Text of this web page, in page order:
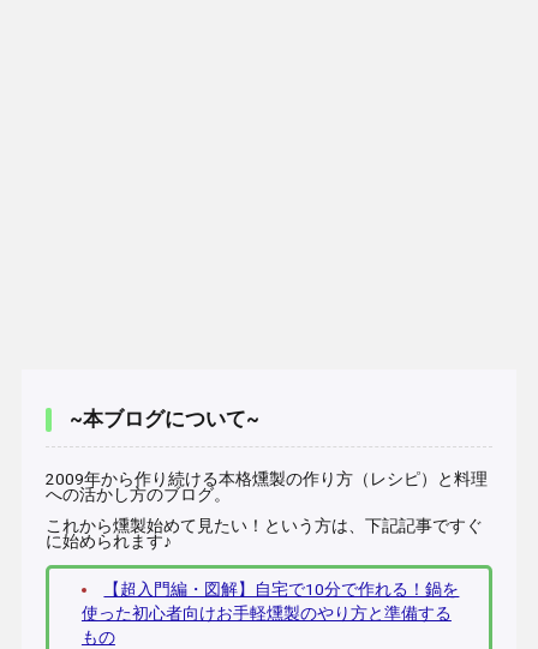
~本ブログについて~
2009年から作り続ける本格燻製の作り方（レシピ）と料理
への活かし方のブログ。
これから燻製始めて見たい！という方は、下記記事ですぐ
に始められます♪
【超入門編・図解】自宅で10分で作れる！鍋を
使った初心者向けお手軽燻製のやり方と準備する
もの